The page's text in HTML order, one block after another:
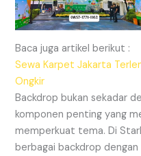
Baca juga artikel berikut :
Sewa Karpet Jakarta
Ongkir
Backdrop bukan sekadar
komponen penting yang
memperkuat tema. Di
berbagai backdrop